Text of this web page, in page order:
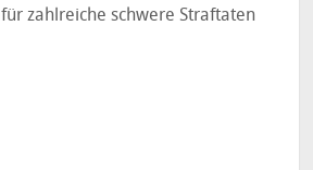
zahlreiche schwere Straftaten